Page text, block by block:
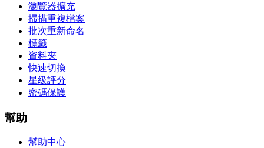
瀏覽器擴充
掃描重複檔案
批次重新命名
標籤
資料夾
快速切換
星級評分
密碼保護
幫助
幫助中心